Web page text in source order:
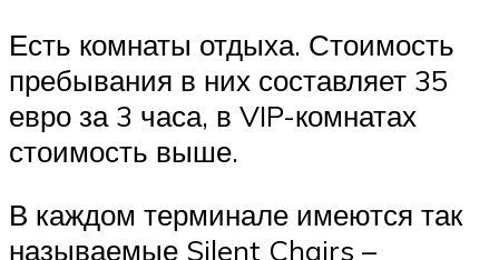
Есть комнаты отдыха. Стоимость
пребывания в них составляет 35
евро за 3 часа, в VIP-комнатах
стоимость выше.
В каждом терминале имеются так
называемые Silent Chairs –